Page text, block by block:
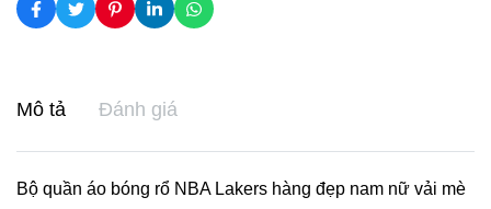
Mô tả Đánh giá
Bộ quần áo bóng rổ NBA Lakers hàng đẹp nam nữ vải mè